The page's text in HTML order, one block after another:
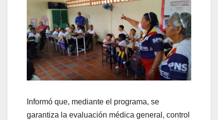
Informó que, mediante el programa, se
garantiza la evaluación médica general, control